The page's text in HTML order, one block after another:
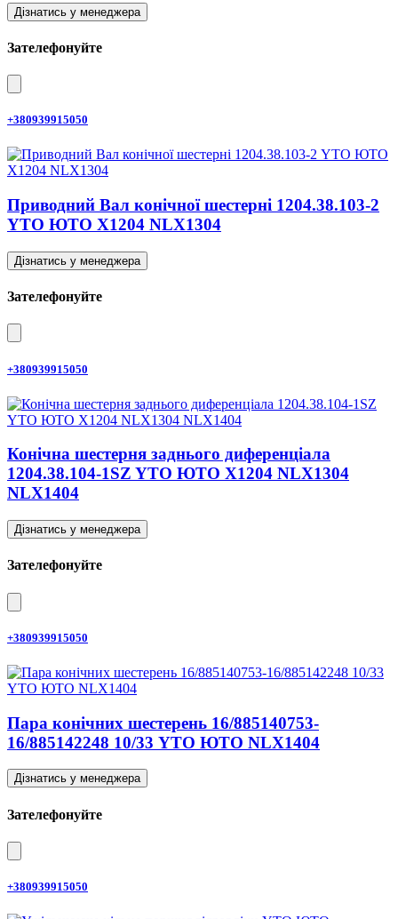
Дізнатись у менеджера
Зателефонуйте
+380939915050
Приводний Вал конічної шестерні 1204.38.103-2
YTO ЮТО X1204 NLX1304
Дізнатись у менеджера
Зателефонуйте
+380939915050
Конічна шестерня заднього диференціала
1204.38.104-1SZ YTO ЮТО X1204 NLX1304
NLX1404
Дізнатись у менеджера
Зателефонуйте
+380939915050
Пара конічних шестерень 16/885140753-
16/885142248 10/33 YTO ЮТО NLX1404
Дізнатись у менеджера
Зателефонуйте
+380939915050